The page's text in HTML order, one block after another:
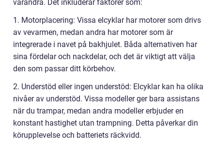
varandra. Det inkluderar faktorer som:
1. Motorplacering: Vissa elcyklar har motorer som drivs
av vevarmen, medan andra har motorer som är
integrerade i navet på bakhjulet. Båda alternativen har
sina fördelar och nackdelar, och det är viktigt att välja
den som passar ditt körbehov.
2. Understöd eller ingen understöd: Elcyklar kan ha olika
nivåer av understöd. Vissa modeller ger bara assistans
när du trampar, medan andra modeller erbjuder en
konstant hastighet utan trampning. Detta påverkar din
körupplevelse och batteriets räckvidd.